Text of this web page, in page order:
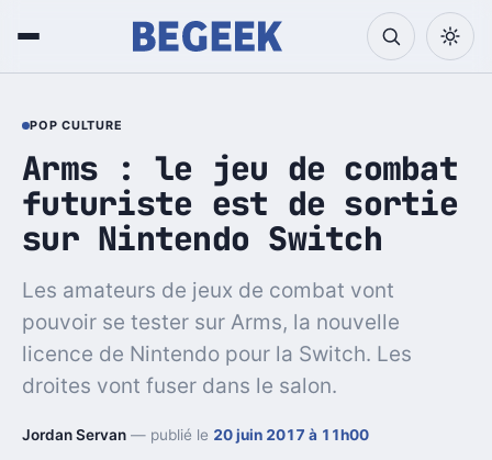
POP CULTURE
Arms : le jeu de combat
futuriste est de sortie
sur Nintendo Switch
Les amateurs de jeux de combat vont
pouvoir se tester sur Arms, la nouvelle
licence de Nintendo pour la Switch. Les
droites vont fuser dans le salon.
Jordan Servan — publié le 20 juin 2017 à 11h00